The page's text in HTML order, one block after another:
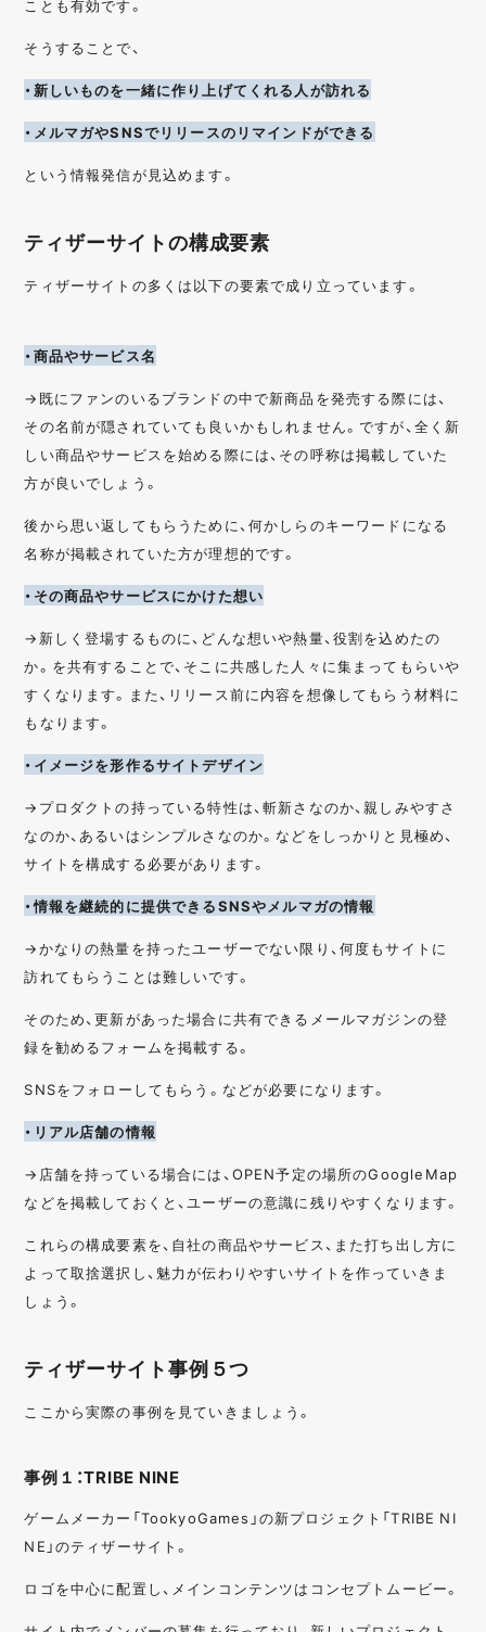
ことも有効です。
そうすることで、
・新しいものを一緒に作り上げてくれる人が訪れる
・メルマガやSNSでリリースのリマインドができる
という情報発信が見込めます。
ティザーサイトの構成要素
ティザーサイトの多くは以下の要素で成り立っています。
・商品やサービス名
→既にファンのいるブランドの中で新商品を発売する際には、
その名前が隠されていても良いかもしれません。ですが、全く新
しい商品やサービスを始める際には、その呼称は掲載していた
方が良いでしょう。
後から思い返してもらうために、何かしらのキーワードになる
名称が掲載されていた方が理想的です。
・その商品やサービスにかけた想い
→新しく登場するものに、どんな想いや熱量、役割を込めたの
か。を共有することで、そこに共感した人々に集まってもらいや
すくなります。また、リリース前に内容を想像してもらう材料に
もなります。
・イメージを形作るサイトデザイン
→プロダクトの持っている特性は、斬新さなのか、親しみやすさ
なのか、あるいはシンプルさなのか。などをしっかりと見極め、
サイトを構成する必要があります。
・情報を継続的に提供できるSNSやメルマガの情報
→かなりの熱量を持ったユーザーでない限り、何度もサイトに
訪れてもらうことは難しいです。
そのため、更新があった場合に共有できるメールマガジンの登
録を勧めるフォームを掲載する。
SNSをフォローしてもらう。などが必要になります。
・リアル店舗の情報
→店舗を持っている場合には、OPEN予定の場所のGoogleMap
などを掲載しておくと、ユーザーの意識に残りやすくなります。
これらの構成要素を、自社の商品やサービス、また打ち出し方に
よって取捨選択し、魅力が伝わりやすいサイトを作っていきま
しょう。
ティザーサイト事例５つ
ここから実際の事例を見ていきましょう。
事例１：TRIBE NINE
ゲームメーカー「TookyoGames」の新プロジェクト「TRIBE NI
NE」のティザーサイト。
ロゴを中心に配置し、メインコンテンツはコンセプトムービー。